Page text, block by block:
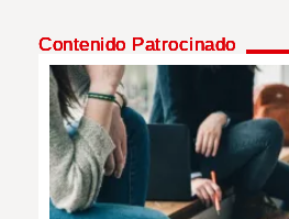
Contenido Patrocinado